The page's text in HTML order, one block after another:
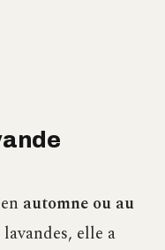
automne ou au
elle a